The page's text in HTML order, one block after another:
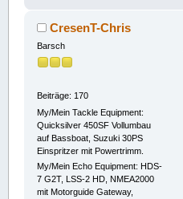
CresenT-Chris
Barsch
Beiträge: 170
My/Mein Tackle Equipment:
Quicksilver 450SF Vollumbau
auf Bassboat, Suzuki 30PS
Einspritzer mit Powertrimm.
My/Mein Echo Equipment: HDS-
7 G2T, LSS-2 HD, NMEA2000
mit Motorguide Gateway,